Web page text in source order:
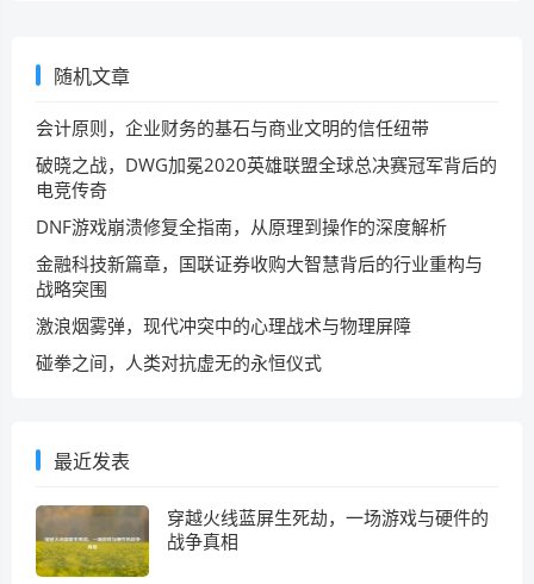
随机文章
会计原则，企业财务的基石与商业文明的信任纽带
破晓之战，DWG加冕2020英雄联盟全球总决赛冠军背后的
电竞传奇
DNF游戏崩溃修复全指南，从原理到操作的深度解析
金融科技新篇章，国联证券收购大智慧背后的行业重构与
战略突围
激浪烟雾弹，现代冲突中的心理战术与物理屏障
碰拳之间，人类对抗虚无的永恒仪式
最近发表
穿越火线蓝屏生死劫，一场游戏与硬件的
战争真相